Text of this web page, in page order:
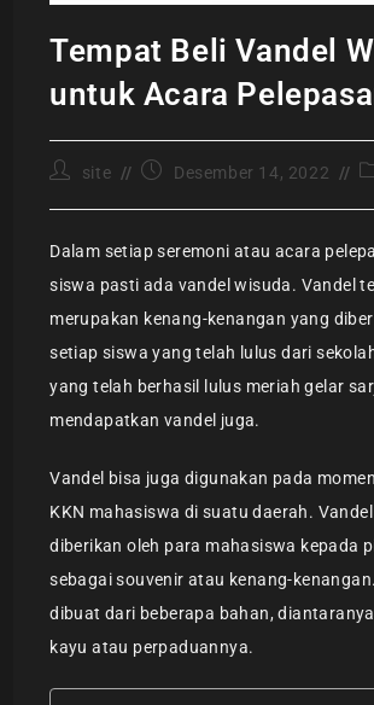
Tempat Beli Vandel
untuk Acara
site Desember 14, 2022
Dalam setiap seremoni atau acara
siswa pasti ada vandel wisuda. Vandel
merupakan kenang-kenangan yang
setiap siswa yang telah lulus dari
yang telah berhasil lulus meriah gelar
mendapatkan vandel juga.
Vandel bisa juga digunakan pada
KKN mahasiswa di suatu daerah.
diberikan oleh para mahasiswa kepada
sebagai souvenir atau kenang-
dibuat dari beberapa bahan,
kayu atau perpaduannya.